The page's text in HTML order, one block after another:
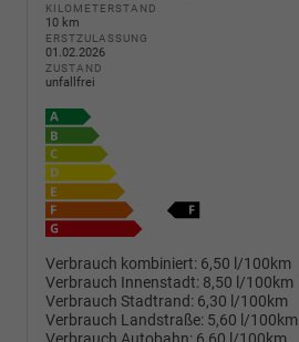
KILOMETERSTAND
10 km
ERSTZULASSUNG
01.02.2026
ZUSTAND
unfallfrei
Verbrauch kombiniert: 6,50 l/100km
Verbrauch Innenstadt: 8,50 l/100km
Verbrauch Stadtrand: 6,30 l/100km
Verbrauch Landstraße: 5,60 l/100km